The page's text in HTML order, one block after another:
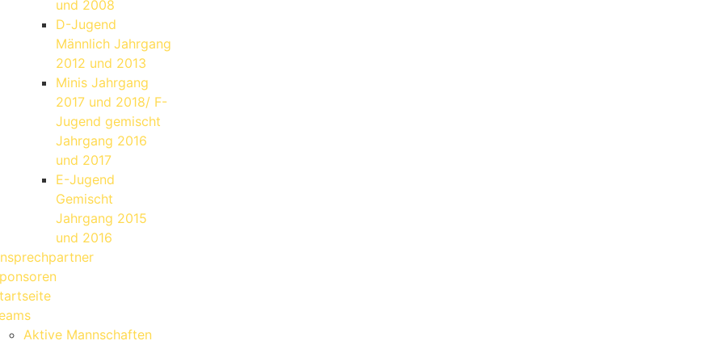
und 2008
D-Jugend
Männlich Jahrgang
2012 und 2013
Minis Jahrgang
2017 und 2018/ F-
Jugend gemischt
Jahrgang 2016
und 2017
E-Jugend
Gemischt
Jahrgang 2015
und 2016
Aktive Mannschaften